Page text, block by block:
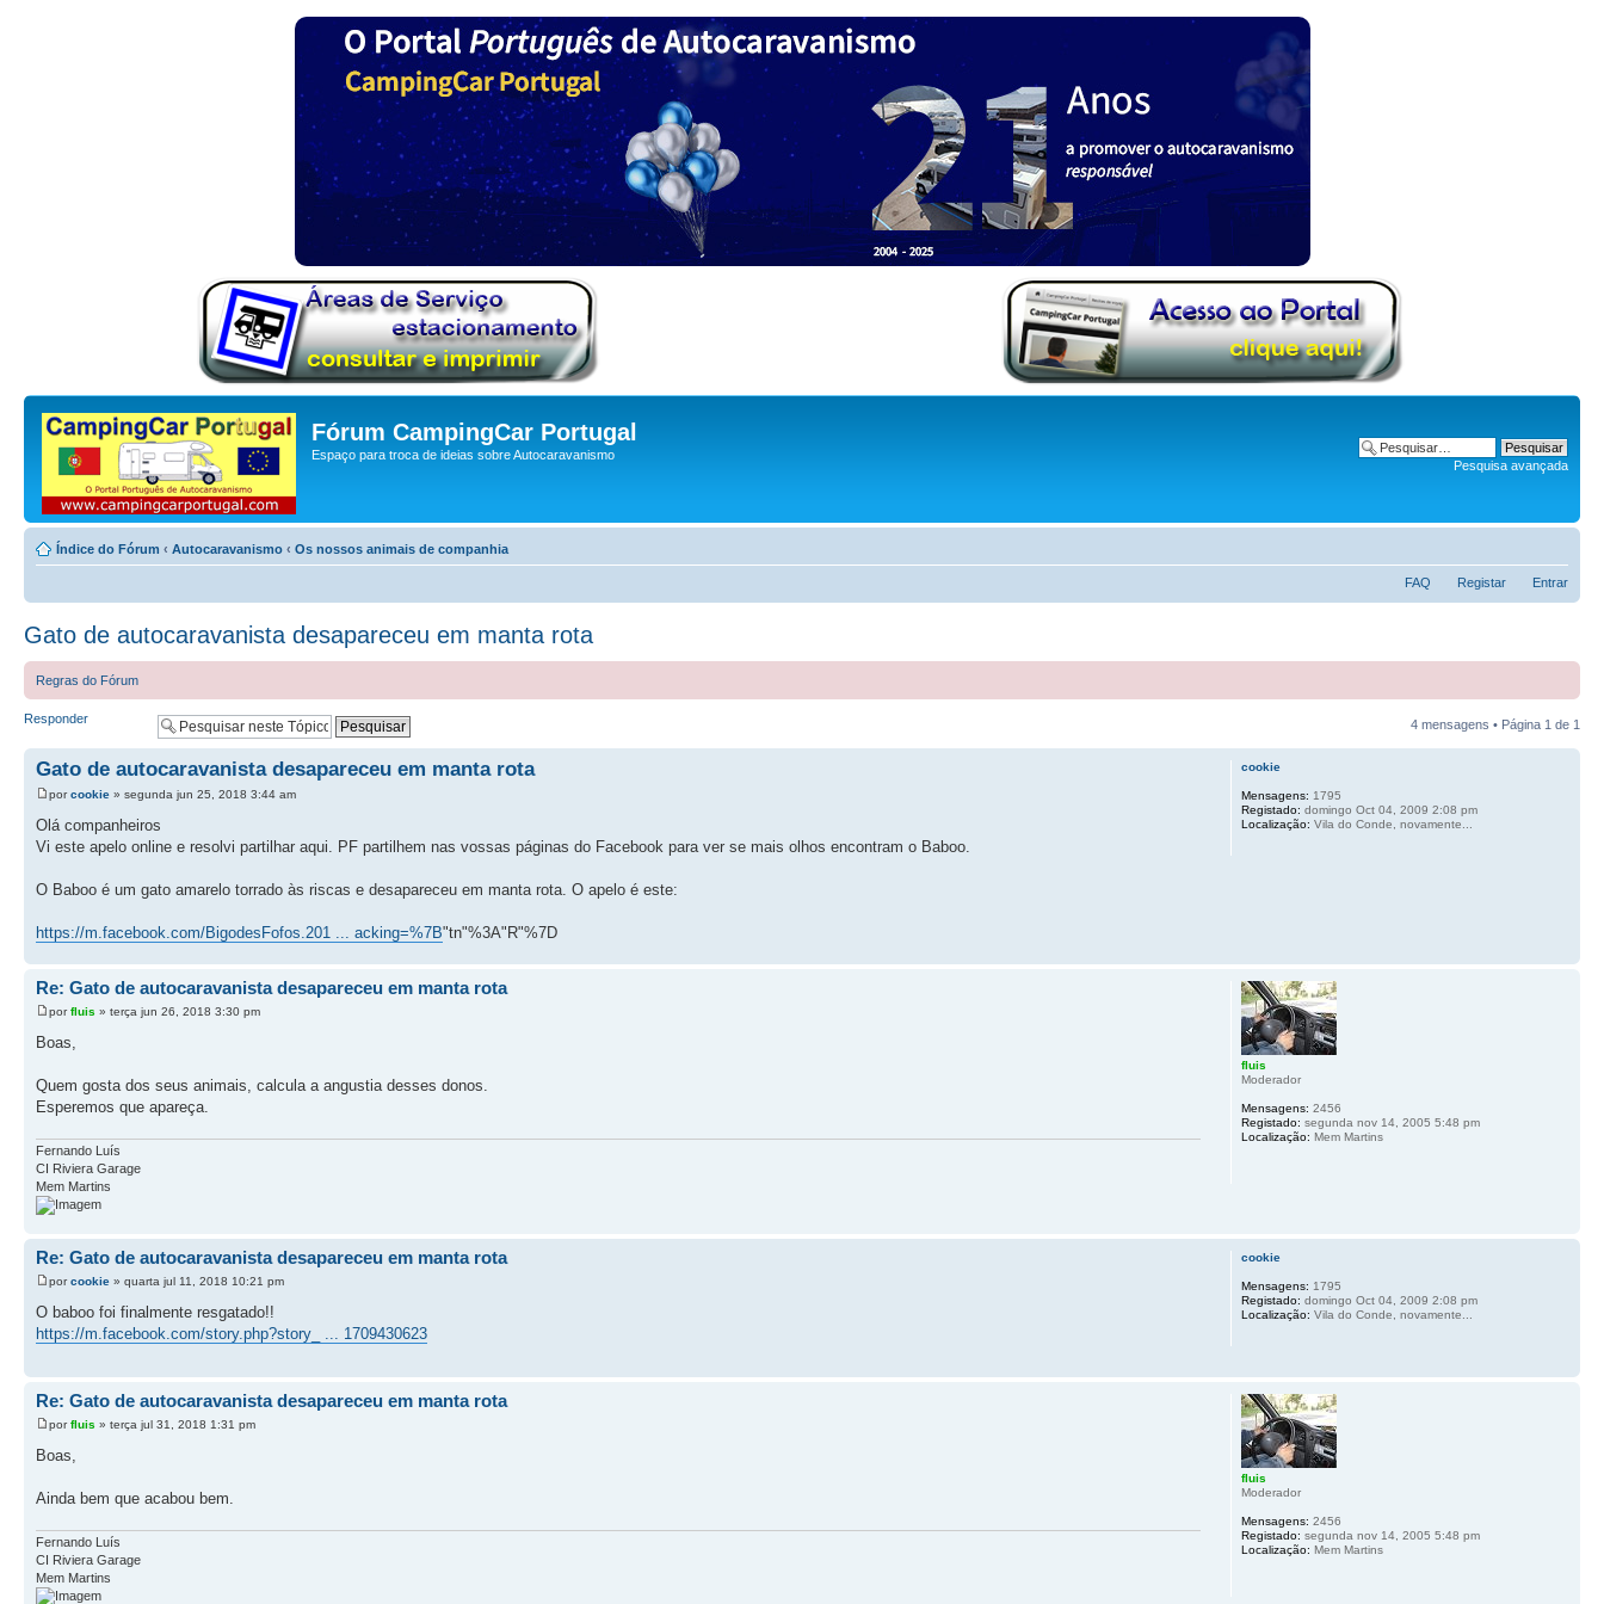
Fórum CampingCar Portugal
Espaço para troca de ideias sobre Autocaravanismo
Pesquisa avançada
Índice do Fórum ‹ Autocaravanismo ‹ Os nossos animais de companhia
FAQ Registar Entrar
Gato de autocaravanista desapareceu em manta rota
Regras do Fórum
Responder 4 mensagens • Página 1 de 1
Gato de autocaravanista desapareceu em manta rota
porcookie » segunda jun 25, 2018 3:44 am
Olá companheiros
Vi este apelo online e resolvi partilhar aqui. PF partilhem nas vossas páginas do Facebook para ver se mais olhos encontram o Baboo.
O Baboo é um gato amarelo torrado às riscas e desapareceu em manta rota. O apelo é este:
https://m.facebook.com/BigodesFofos.201 ... acking=%7B"tn"%3A"R"%7D
cookie
Mensagens: 1795
Registado: domingo Oct 04, 2009 2:08 pm
Localização: Vila do Conde, novamente...
Re: Gato de autocaravanista desapareceu em manta rota
porfluis » terça jun 26, 2018 3:30 pm
Boas,
Quem gosta dos seus animais, calcula a angustia desses donos.
Esperemos que apareça.
Fernando Luís
CI Riviera Garage
Mem Martins
fluis
Moderador
Mensagens: 2456
Registado: segunda nov 14, 2005 5:48 pm
Localização: Mem Martins
Re: Gato de autocaravanista desapareceu em manta rota
porcookie » quarta jul 11, 2018 10:21 pm
O baboo foi finalmente resgatado!!
https://m.facebook.com/story.php?story_ ... 1709430623
cookie
Mensagens: 1795
Registado: domingo Oct 04, 2009 2:08 pm
Localização: Vila do Conde, novamente...
Re: Gato de autocaravanista desapareceu em manta rota
porfluis » terça jul 31, 2018 1:31 pm
Boas,
Ainda bem que acabou bem.
Fernando Luís
CI Riviera Garage
Mem Martins
fluis
Moderador
Mensagens: 2456
Registado: segunda nov 14, 2005 5:48 pm
Localização: Mem Martins